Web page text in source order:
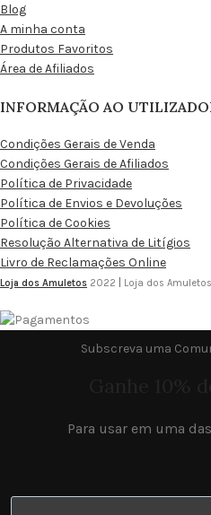
Blog
A minha conta
Produtos Favoritos
Área de Afiliados
INFORMAÇÃO AO
Condições Gerais de Venda
Condições Gerais de Afiliados
Política de Privacidade
Política de Envios e Devoluções
Política de Cookies
Resolução Alternativa de Litígios
Livro de Reclamações Online
Loja dos Amuletos 2022 Loja dos
Subscreva uma
Para usar em uma